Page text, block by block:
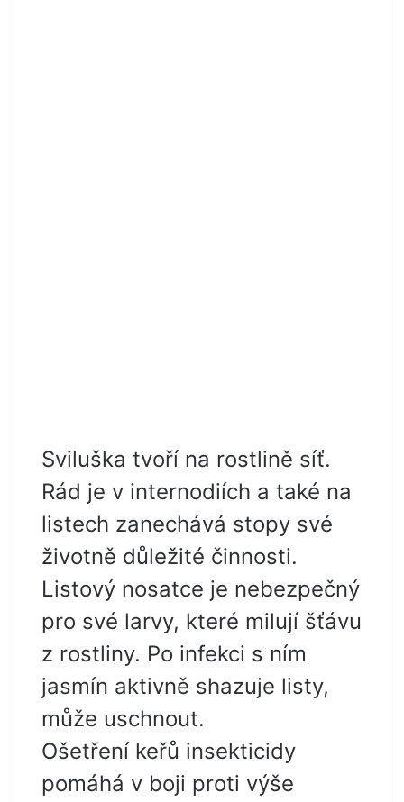
Sviluška tvoří na rostlině síť.
Rád je v internodiích a také na
listech zanechává stopy své
životně důležité činnosti.
Listový nosatce je nebezpečný
pro své larvy, které milují šťávu
z rostliny. Po infekci s ním
jasmín aktivně shazuje listy,
může uschnout.
Ošetření keřů insekticidy
pomáhá v boji proti výše